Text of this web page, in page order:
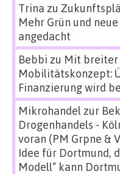
Trina zu
Mehr Grün und
angedacht
Bebbi zu Mit
Mobilitätskonzept:
Finanzierung wird
Mikrohandel zur
Drogenhandels -
voran (PM Grpne &
Idee für Dortmund,
Modell“ kann